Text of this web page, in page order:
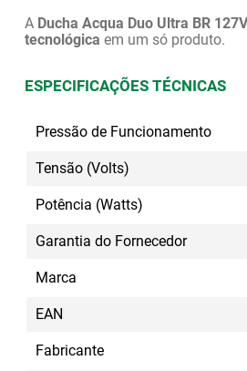
A Ducha Acqua Duo Ultra BR
tecnológica em um só produto.
ESPECIFICAÇÕES TÉCNICAS
Pressão de Funcionamento
Tensão (Volts)
Potência (Watts)
Garantia do Fornecedor
Marca
EAN
Fabricante